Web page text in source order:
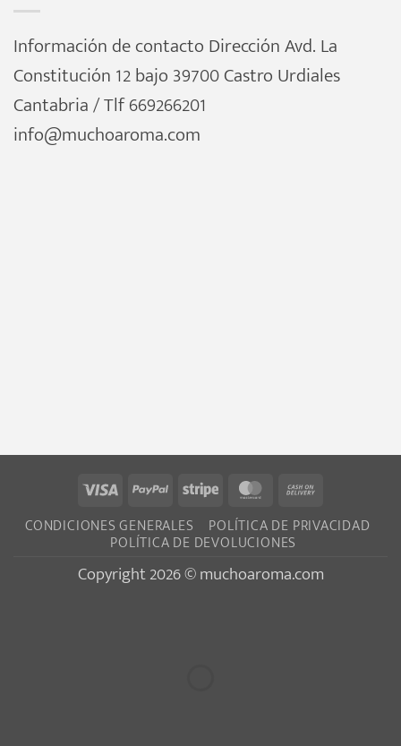
Información de contacto Dirección Avd. La
Constitución 12 bajo 39700 Castro Urdiales
Cantabria / Tlf 669266201
info@muchoaroma.com
Visa PayPalStripe MasterCard
On
CONDICIONES GENERALES POLÍTICA DE PRIVACIDAD
POLÍTICA DE DEVOLUCIONES
Copyright 2026 © muchoaroma.com